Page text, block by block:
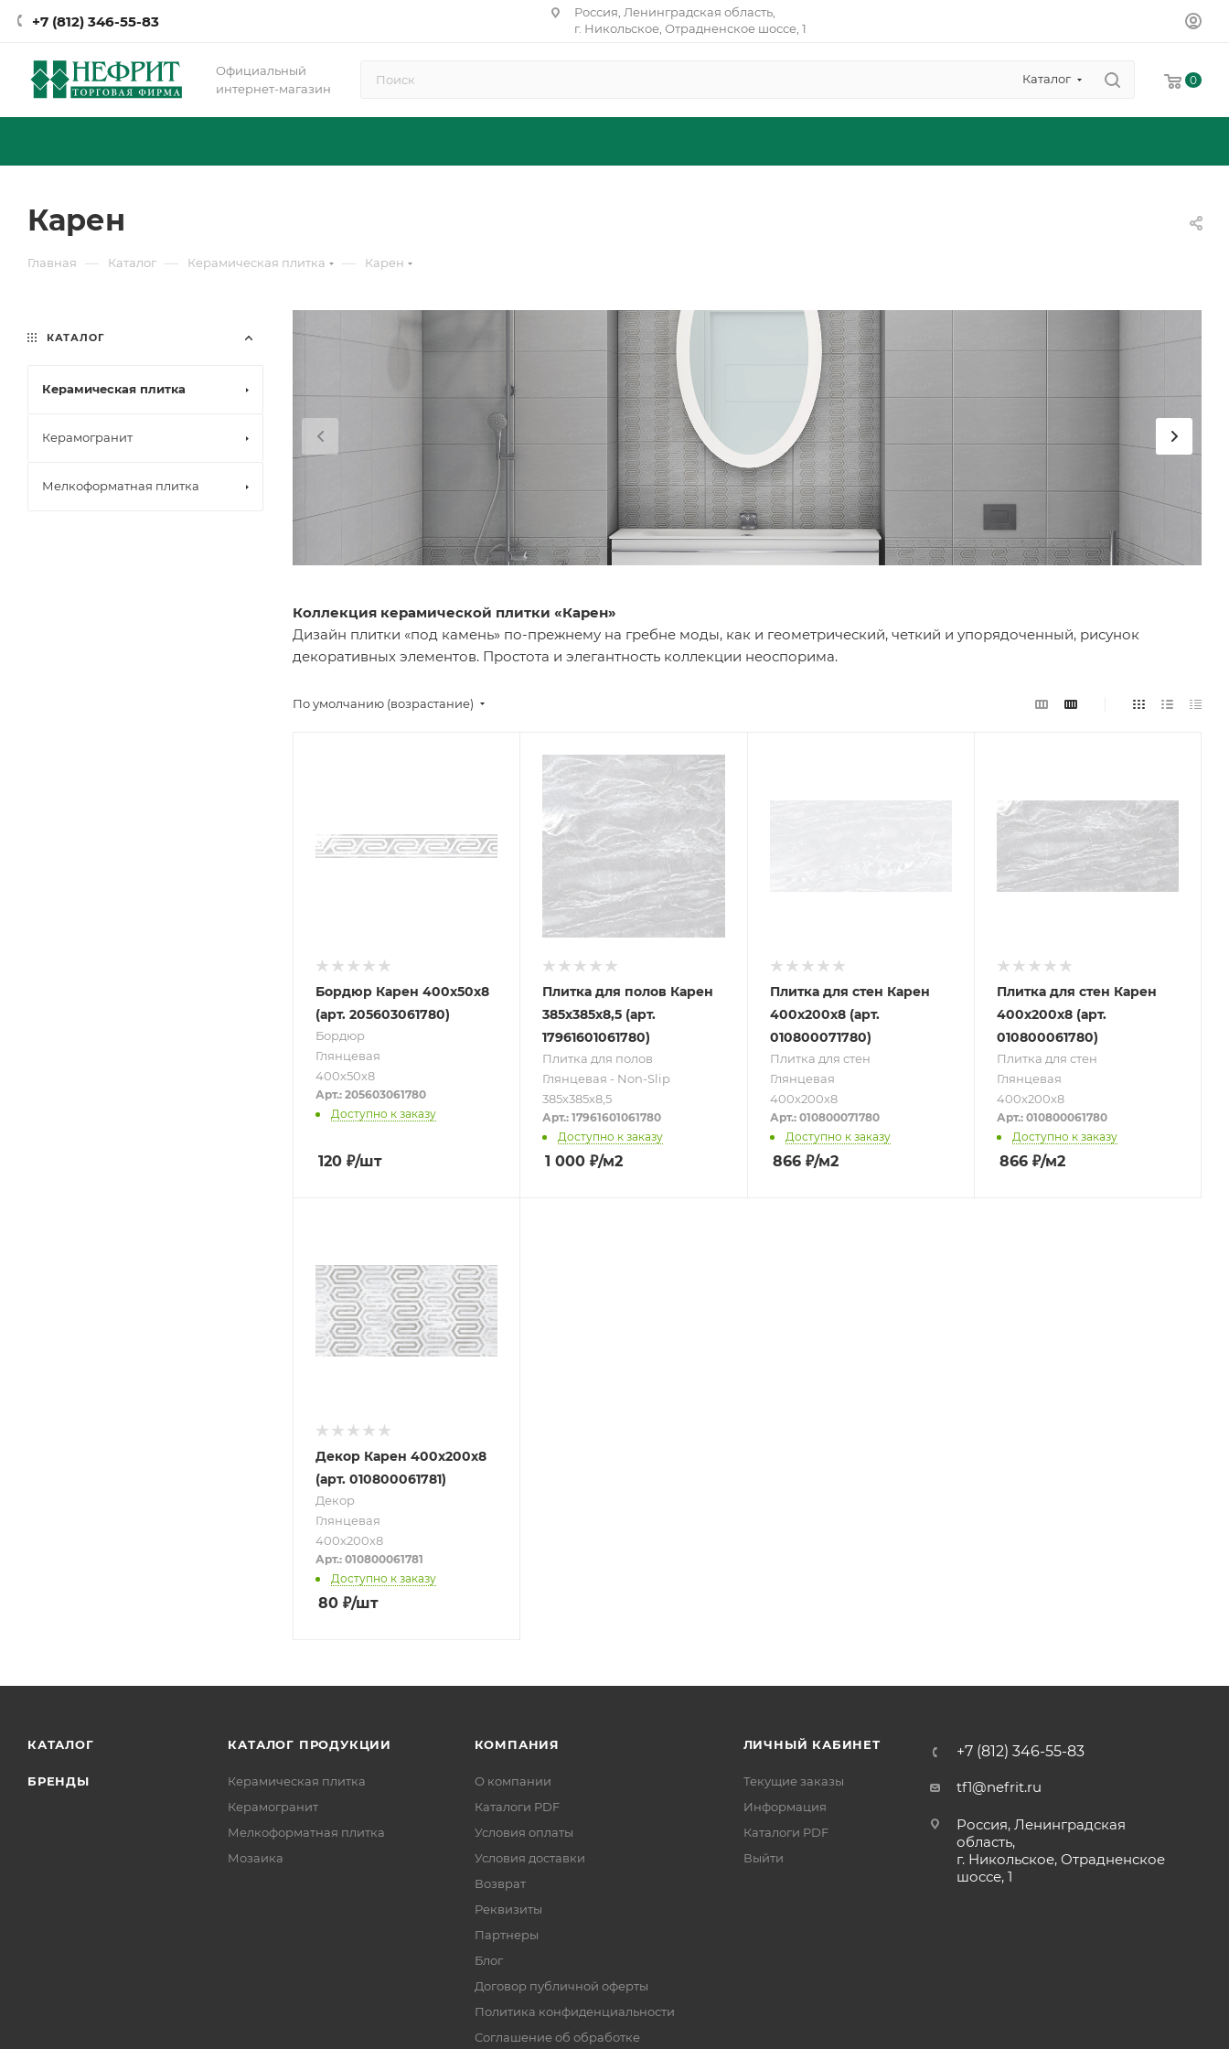
+7 (812) 346-55-83
Россия, Ленинградская область,
г. Никольское, Отрадненское шоссе, 1
Официальный
интернет-магазин
Каталог 0
Карен
Главная — Каталог — Керамическая плитка — Карен
Коллекция керамической плитки «Карен»
Дизайн плитки «под камень» по-прежнему на гребне моды, как и геометрический, четкий и упорядоченный, рисунок
декоративных элементов. Простота и элегантность коллекции неоспорима.
По умолчанию (возрастание)
Бордюр Карен 400х50х8
(арт. 205603061780)
Бордюр
Глянцевая
400х50х8
Доступно к заказу
Арт.: 205603061780
120 ₽/шт
Плитка для полов Карен
385х385х8,5 (арт.
17961601061780)
Плитка для полов
Глянцевая - Non-Slip
385х385х8,5
Доступно к заказу
Арт.: 17961601061780
1 000 ₽/м2
Плитка для стен Карен
400х200х8 (арт.
010800071780)
Плитка для стен
Глянцевая
400х200х8
Доступно к заказу
Арт.: 010800071780
866₽/м2
Плитка для стен Карен
400х200х8 (арт.
010800061780)
Плитка для стен
Глянцевая
400х200х8
Доступно к заказу
Арт.: 010800061780
866₽/м2
Декор Карен 400х200х8
(арт. 010800061781)
Декор
Глянцевая
400х200х8
Доступно к заказу
Арт.: 010800061781
80 ₽/шт
КАТАЛОГ
Керамическая плитка
Керамогранит
Мелкоформатная плитка
КАТАЛОГ
БРЕНДЫ
КАТАЛОГ ПРОДУКЦИИ
Керамическая плитка
Керамогранит
Мелкоформатная плитка
Мозаика
КОМПАНИЯ
О компании
Каталоги PDF
Условия оплаты
Условия доставки
Возврат
Реквизиты
Партнеры
Блог
Договор публичной оферты
Политика конфиденциальности
Соглашение об обработке
ЛИЧНЫЙ КАБИНЕТ
Текущие заказы
Информация
Каталоги PDF
Выйти
+7 (812) 346-55-83
tf1@nefrit.ru
Россия, Ленинградская
область,
г. Никольское, Отрадненское
шоссе, 1